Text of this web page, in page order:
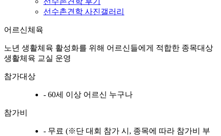
선수촌견학 사진갤러리
어르신체육
노년 생활체육 활성화를 위해 어르신들에게 적합한 종목대상
생활체육 교실 운영
참가대상
- 60세 이상 어르신 누구나
참가비
- 무료 (※단 대회 참가 시, 종목에 따라 참가비 부